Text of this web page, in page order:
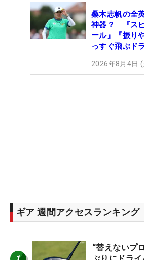
桑木志帆の全
神器？ 『ス
ール』『振り
っすぐ飛ぶド
2026年8月4日
ギア 週間アクセスランキング
“替えないプ